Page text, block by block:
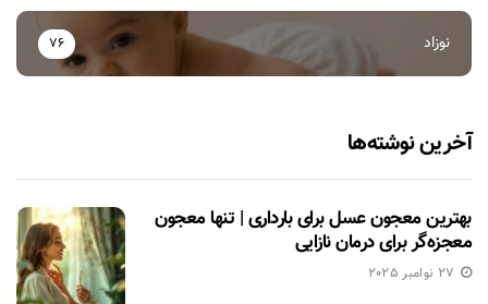
نوزاد 76
آخرین نوشته‌ها
بهترین معجون عسل برای بارداری | تنها معجون
معجزه‌گر برای درمان نازایی
27 نوامبر 2025